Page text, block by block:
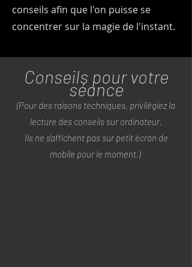
conseils afin que l'on puisse se
concentrer sur la magie de l'instant.
Conseils pour votre
séance
(Pour des raisons techniques, privilégiez la
lecture des conseils sur ordinateur.
Ils ne s'affichent pas sur petit écran de
mobile pour le moment.)